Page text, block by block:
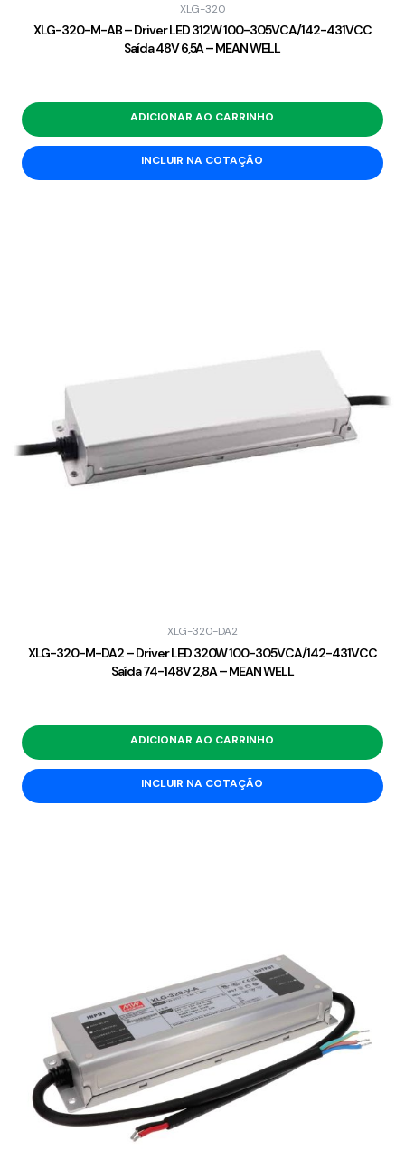
XLG-320
XLG-320-M-AB – Driver LED 312W 100-305VCA/142-431VCC
Saída 48V 6,5A – MEAN WELL
ADICIONAR AO CARRINHO
INCLUIR NA COTAÇÃO
XLG-320-DA2
XLG-320-M-DA2 – Driver LED 320W 100-305VCA/142-431VCC
Saída 74-148V 2,8A – MEAN WELL
ADICIONAR AO CARRINHO
INCLUIR NA COTAÇÃO